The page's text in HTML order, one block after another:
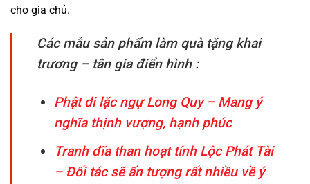
cho gia chủ.
Các mẫu sản phẩm làm quà tặng khai
trương – tân gia điển hình :
Phật di lặc ngự Long Quy – Mang ý
nghĩa thịnh vượng, hạnh phúc
Tranh đĩa than hoạt tính Lộc Phát Tài
– Đối tác sẽ ấn tượng rất nhiều về ý